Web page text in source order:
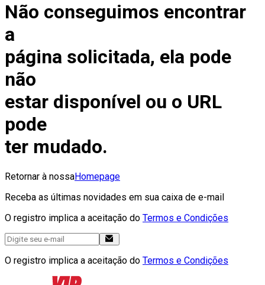
Não conseguimos encontrar
a
página solicitada, ela pode
não
estar disponível ou o URL
pode
ter mudado.
Retornar à nossaHomepage
Receba as últimas novidades em sua caixa de e-mail
O registro implica a aceitação do Termos e Condições
O registro implica a aceitação do Termos e Condições